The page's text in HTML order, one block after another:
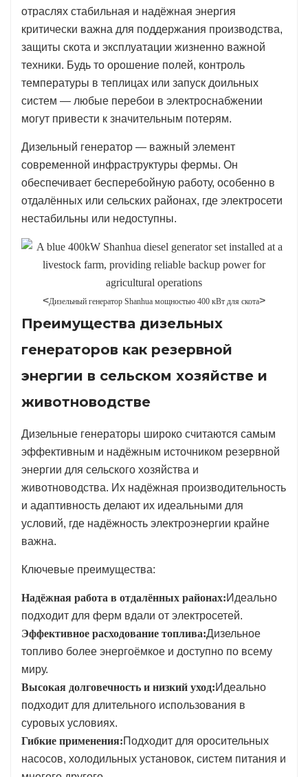
отраслях стабильная и надёжная энергия
критически важна для поддержания производства,
защиты скота и эксплуатации жизненно важной
техники. Будь то орошение полей, контроль
температуры в теплицах или запуск доильных
систем — любые перебои в электроснабжении
могут привести к значительным потерям.
Дизельный генератор — важный элемент
современной инфраструктуры фермы. Он
обеспечивает бесперебойную работу, особенно в
отдалённых или сельских районах, где электросети
нестабильны или недоступны.
<Дизельный генератор Shanhua мощностью 400 кВт для скота>
Преимущества дизельных
генераторов как резервной
энергии в сельском хозяйстве и
животноводстве
Дизельные генераторы широко считаются самым
эффективным и надёжным источником резервной
энергии для сельского хозяйства и
животноводства. Их надёжная производительность
и адаптивность делают их идеальными для
условий, где надёжность электроэнергии крайне
важна.
Ключевые преимущества:
Надёжная работа в отдалённых районах:Идеально
подходит для ферм вдали от электросетей.
Эффективное расходование топлива:Дизельное
топливо более энергоёмкое и доступно по всему
миру.
Высокая долговечность и низкий уход:Идеально
подходит для длительного использования в
суровых условиях.
Гибкие применения:Подходит для оросительных
насосов, холодильных установок, систем питания и